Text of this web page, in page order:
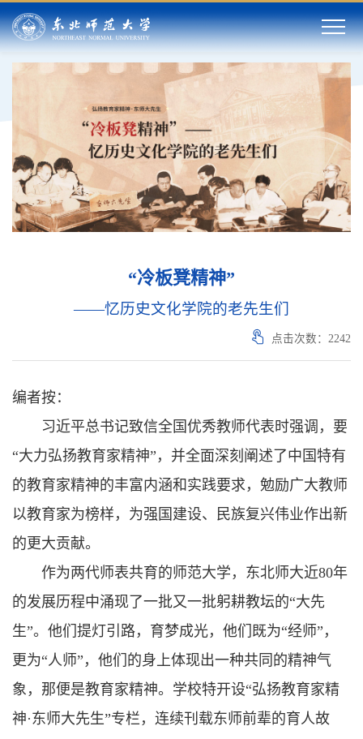
“冷板凳精神”
——忆历史文化学院的老先生们
点击次数： 2242
编者按：
习近平总书记致信全国优秀教师代表时强调，要
“大力弘扬教育家精神”，并全面深刻阐述了中国特有
的教育家精神的丰富内涵和实践要求，勉励广大教师
以教育家为榜样，为强国建设、民族复兴伟业作出新
的更大贡献。
作为两代师表共育的师范大学，东北师大近80年
的发展历程中涌现了一批又一批躬耕教坛的“大先
生”。他们提灯引路，育梦成光，他们既为“经师”，
更为“人师”，他们的身上体现出一种共同的精神气
象，那便是教育家精神。学校特开设“弘扬教育家精
神·东师大先生”专栏，连续刊载东师前辈的育人故